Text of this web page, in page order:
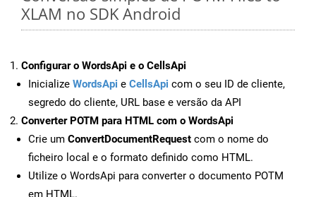
XLAM no SDK Android
Configurar o WordsApi e o CellsApi
Inicialize WordsApi e CellsApi com o seu ID de cliente,
segredo do cliente, URL base e versão da API
Converter POTM para HTML com o WordsApi
Crie um ConvertDocumentRequest com o nome do
ficheiro local e o formato definido como HTML.
Utilize o WordsApi para converter o documento POTM
em HTML.